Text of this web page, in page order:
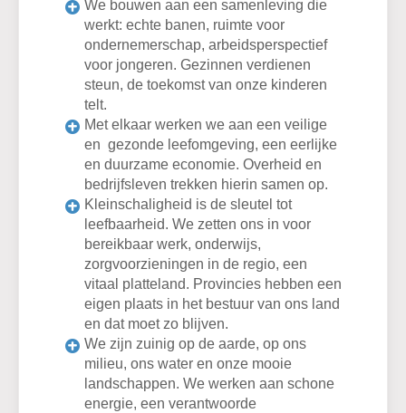
We bouwen aan een samenleving die
werkt: echte banen, ruimte voor
ondernemerschap, arbeidsperspectief
voor jongeren. Gezinnen verdienen
steun, de toekomst van onze kinderen
telt.
Met elkaar werken we aan een veilige
en gezonde leefomgeving, een eerlijke
en duurzame economie. Overheid en
bedrijfsleven trekken hierin samen op.
Kleinschaligheid is de sleutel tot
leefbaarheid. We zetten ons in voor
bereikbaar werk, onderwijs,
zorgvoorzieningen in de regio, een
vitaal platteland. Provincies hebben een
eigen plaats in het bestuur van ons land
en dat moet zo blijven.
We zijn zuinig op de aarde, op ons
milieu, ons water en onze mooie
landschappen. We werken aan schone
energie, een verantwoorde